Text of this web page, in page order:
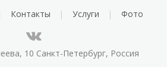
Контакты Услуги Фото
10 Санкт-Петербург, Россия